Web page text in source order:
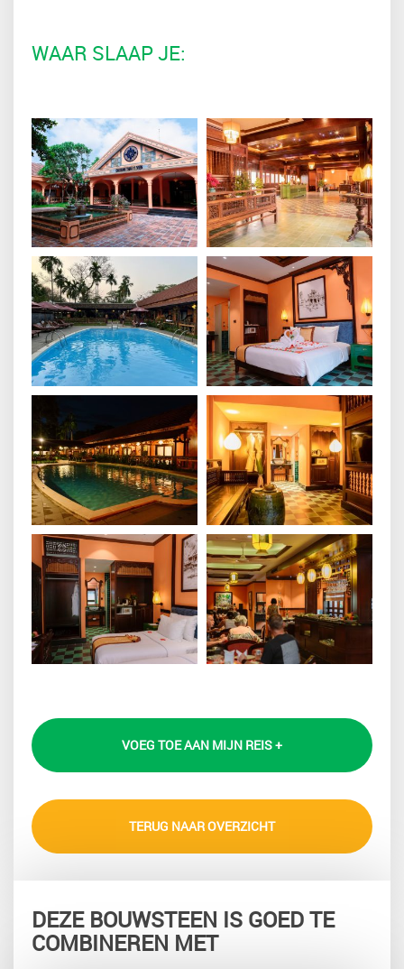
WAAR SLAAP JE:
VOEG TOE AAN MIJN REIS +
TERUG NAAR OVERZICHT
DEZE BOUWSTEEN IS GOED TE
COMBINEREN MET